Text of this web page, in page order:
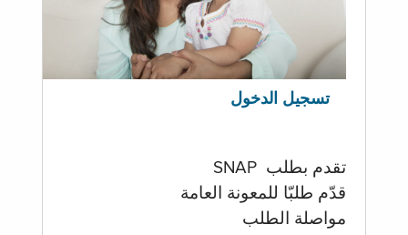
تسجيل الدخول
تقدم بطلب SNAP
قدّم طلبّا للمعونة العامة
مواصلة الطلب